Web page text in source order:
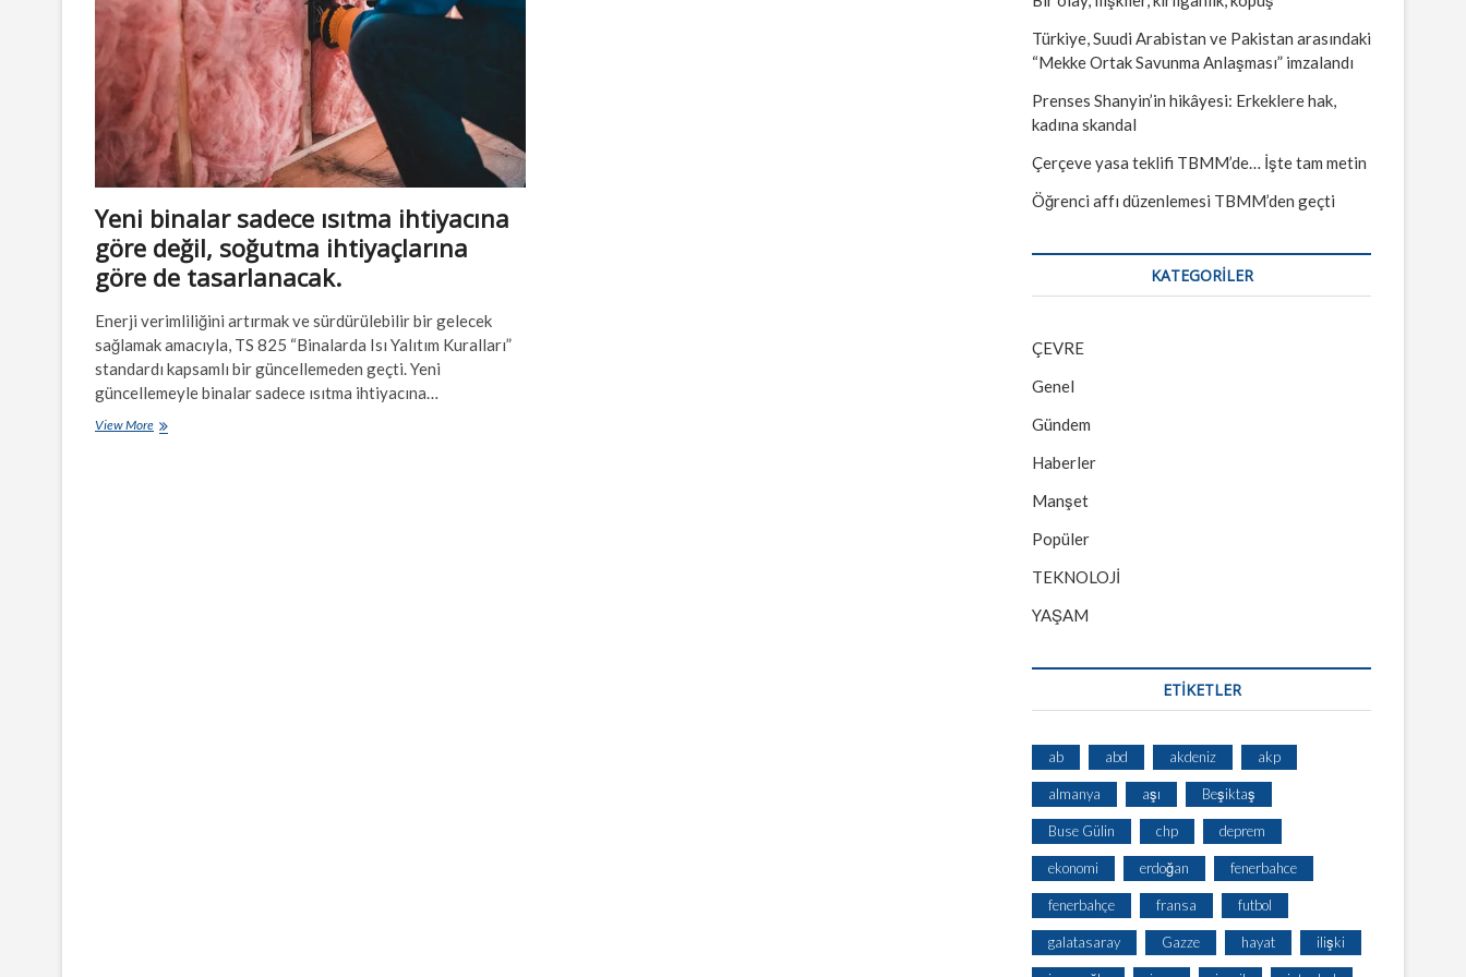
Yeni binalar sadece ısıtma ihtiyacına
göre değil, soğutma ihtiyaçlarına
göre de tasarlanacak.
Enerji verimliliğini artırmak ve sürdürülebilir bir gelecek
sağlamak amacıyla, TS 825 “Binalarda Isı Yalıtım Kuralları”
standardı kapsamlı bir güncellemeden geçti. Yeni
güncellemeyle binalar sadece ısıtma ihtiyacına…
View MoreYeni
Türkiye, Suudi Arabistan ve Pakistan arasındaki
“Mekke Ortak Savunma Anlaşması” imzalandı
Prenses Shanyin’in hikâyesi: Erkeklere hak,
kadına skandal
Çerçeve yasa teklifi TBMM’de… İşte tam metin
Öğrenci affı düzenlemesi TBMM’den geçti
KATEGORILER
ÇEVRE
Genel
Gündem
Haberler
Manşet
Popüler
TEKNOLOJİ
YAŞAM
ETİKETLER
ab abd akdeniz akp
almanya aşı Beşiktaş
Buse Gülin chp deprem
ekonomi erdoğan fenerbahce
fenerbahçe fransa futbol
galatasaray Gazze hayat ilişki